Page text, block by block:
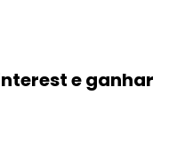
e ganhar